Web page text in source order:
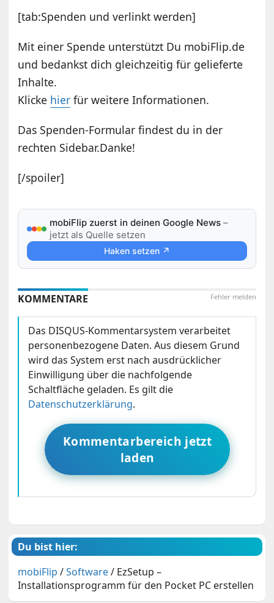
[tab:Spenden und verlinkt werden]
Mit einer Spende unterstützt Du mobiFlip.de
und bedankst dich gleichzeitig für gelieferte
Inhalte.
Klicke hier für weitere Informationen.
Das Spenden-Formular findest du in der
rechten Sidebar.Danke!
[/spoiler]
mobiFlip zuerst in deinen Google News –
jetzt als Quelle setzen
Haken setzen ↗
Fehler melden
KOMMENTARE
Das DISQUS-Kommentarsystem verarbeitet
personenbezogene Daten. Aus diesem Grund
wird das System erst nach ausdrücklicher
Einwilligung über die nachfolgende
Schaltfläche geladen. Es gilt die
Datenschutzerklärung.
Kommentarbereich jetzt
laden
Du bist hier:
mobiFlip /Software/ EzSetup –
Installationsprogramm für den Pocket PC erstellen